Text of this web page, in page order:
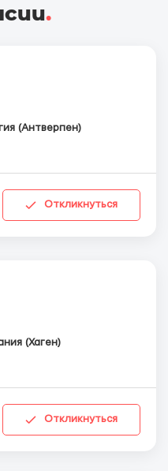
.
(Антверпен)
Откликнуться
(Хаген)
Откликнуться